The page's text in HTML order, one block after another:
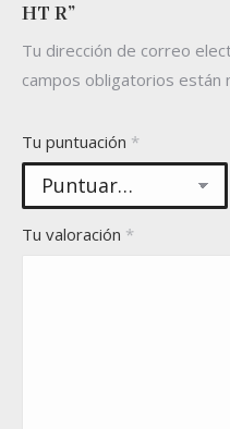
HT R”
Tu dirección de correo
campos obligatorios están
Tu puntuación *
Tu valoración *